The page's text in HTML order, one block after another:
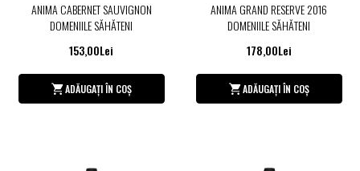
ANIMA CABERNET SAUVIGNON
DOMENIILE SĂHĂTENI
153,00Lei
ADĂUGAȚI ÎN COȘ
ANIMA GRAND RESERVE 2016
DOMENIILE SĂHĂTENI
178,00Lei
ADĂUGAȚI ÎN COȘ